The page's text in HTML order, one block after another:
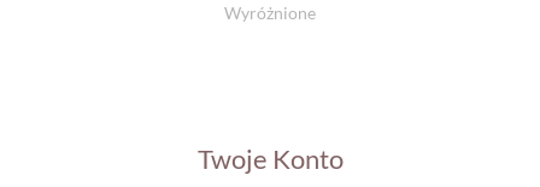
Wyróżnione
Twoje Konto